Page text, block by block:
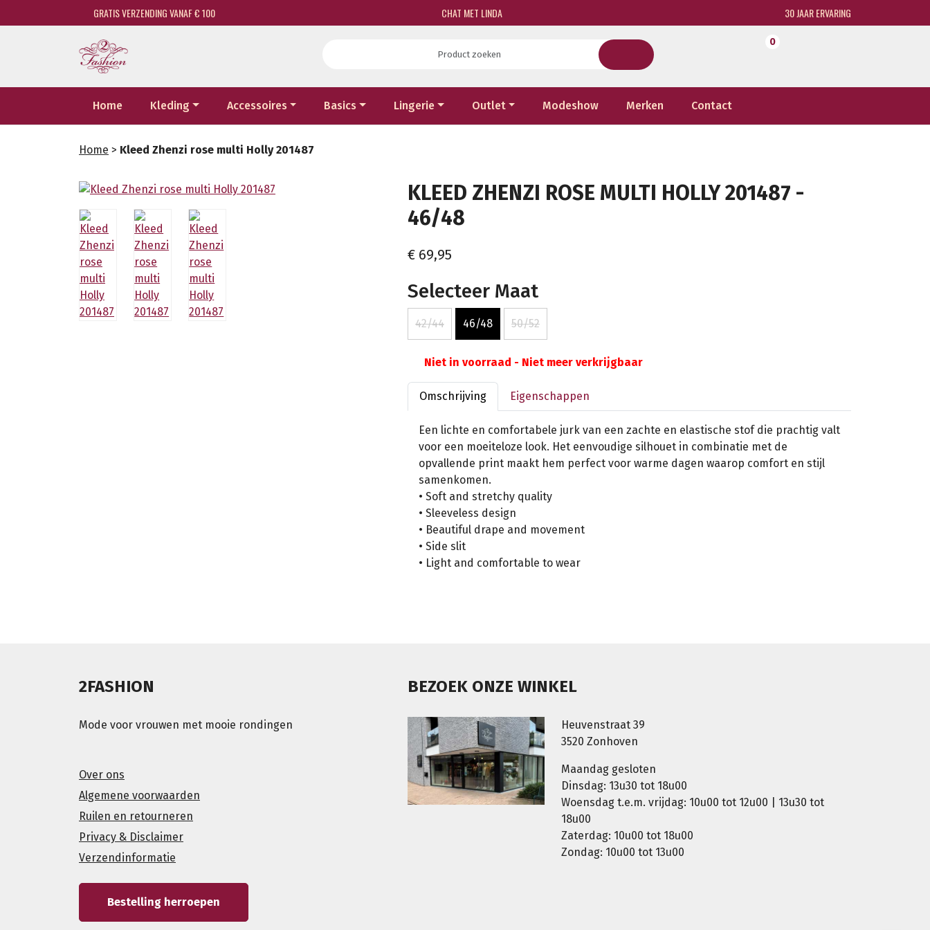
GRATIS VERZENDING VANAF € 100 CHAT MET LINDA 30 JAAR ERVARING
0
Home Kleding Accessoires Basics Lingerie Outlet Modeshow Merken Contact
Home > Kleed Zhenzi rose multi Holly 201487
KLEED ZHENZI ROSE MULTI HOLLY 201487 -
46/48
€ 69,95
Selecteer Maat
42/44 46/48 50/52
Niet in voorraad - Niet meer verkrijgbaar
Omschrijving Eigenschappen
Een lichte en comfortabele jurk van een zachte en elastische stof die prachtig valt
voor een moeiteloze look. Het eenvoudige silhouet in combinatie met de
opvallende print maakt hem perfect voor warme dagen waarop comfort en stijl
samenkomen.
• Soft and stretchy quality
• Sleeveless design
• Beautiful drape and movement
• Side slit
• Light and comfortable to wear
2FASHION
Mode voor vrouwen met mooie rondingen
Over ons
Algemene voorwaarden
Ruilen en retourneren
Privacy & Disclaimer
Verzendinformatie
Bestelling herroepen
BEZOEK ONZE WINKEL
Heuvenstraat 39
3520 Zonhoven
Maandag gesloten
Dinsdag: 13u30 tot 18u00
Woensdag t.e.m. vrijdag: 10u00 tot 12u00 | 13u30 tot
18u00
Zaterdag: 10u00 tot 18u00
Zondag: 10u00 tot 13u00